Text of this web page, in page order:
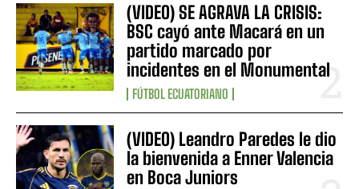
(VIDEO) SE AGRAVA LA CRISIS:
BSC cayó ante Macará en un
partido marcado por
incidentes en el Monumental
FÚTBOL ECUATORIANO
(VIDEO) Leandro Paredes le dio
la bienvenida a Enner Valencia
en Boca Juniors